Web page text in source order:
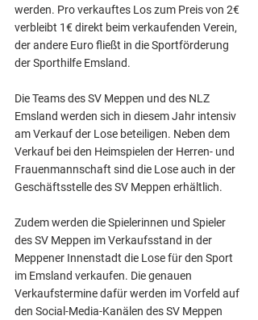
werden. Pro verkauftes Los zum Preis von 2€
verbleibt 1€ direkt beim verkaufenden Verein,
der andere Euro fließt in die Sportförderung
der Sporthilfe Emsland.
Die Teams des SV Meppen und des NLZ
Emsland werden sich in diesem Jahr intensiv
am Verkauf der Lose beteiligen. Neben dem
Verkauf bei den Heimspielen der Herren- und
Frauenmannschaft sind die Lose auch in der
Geschäftsstelle des SV Meppen erhältlich.
Zudem werden die Spielerinnen und Spieler
des SV Meppen im Verkaufsstand in der
Meppener Innenstadt die Lose für den Sport
im Emsland verkaufen. Die genauen
Verkaufstermine dafür werden im Vorfeld auf
den Social-Media-Kanälen des SV Meppen